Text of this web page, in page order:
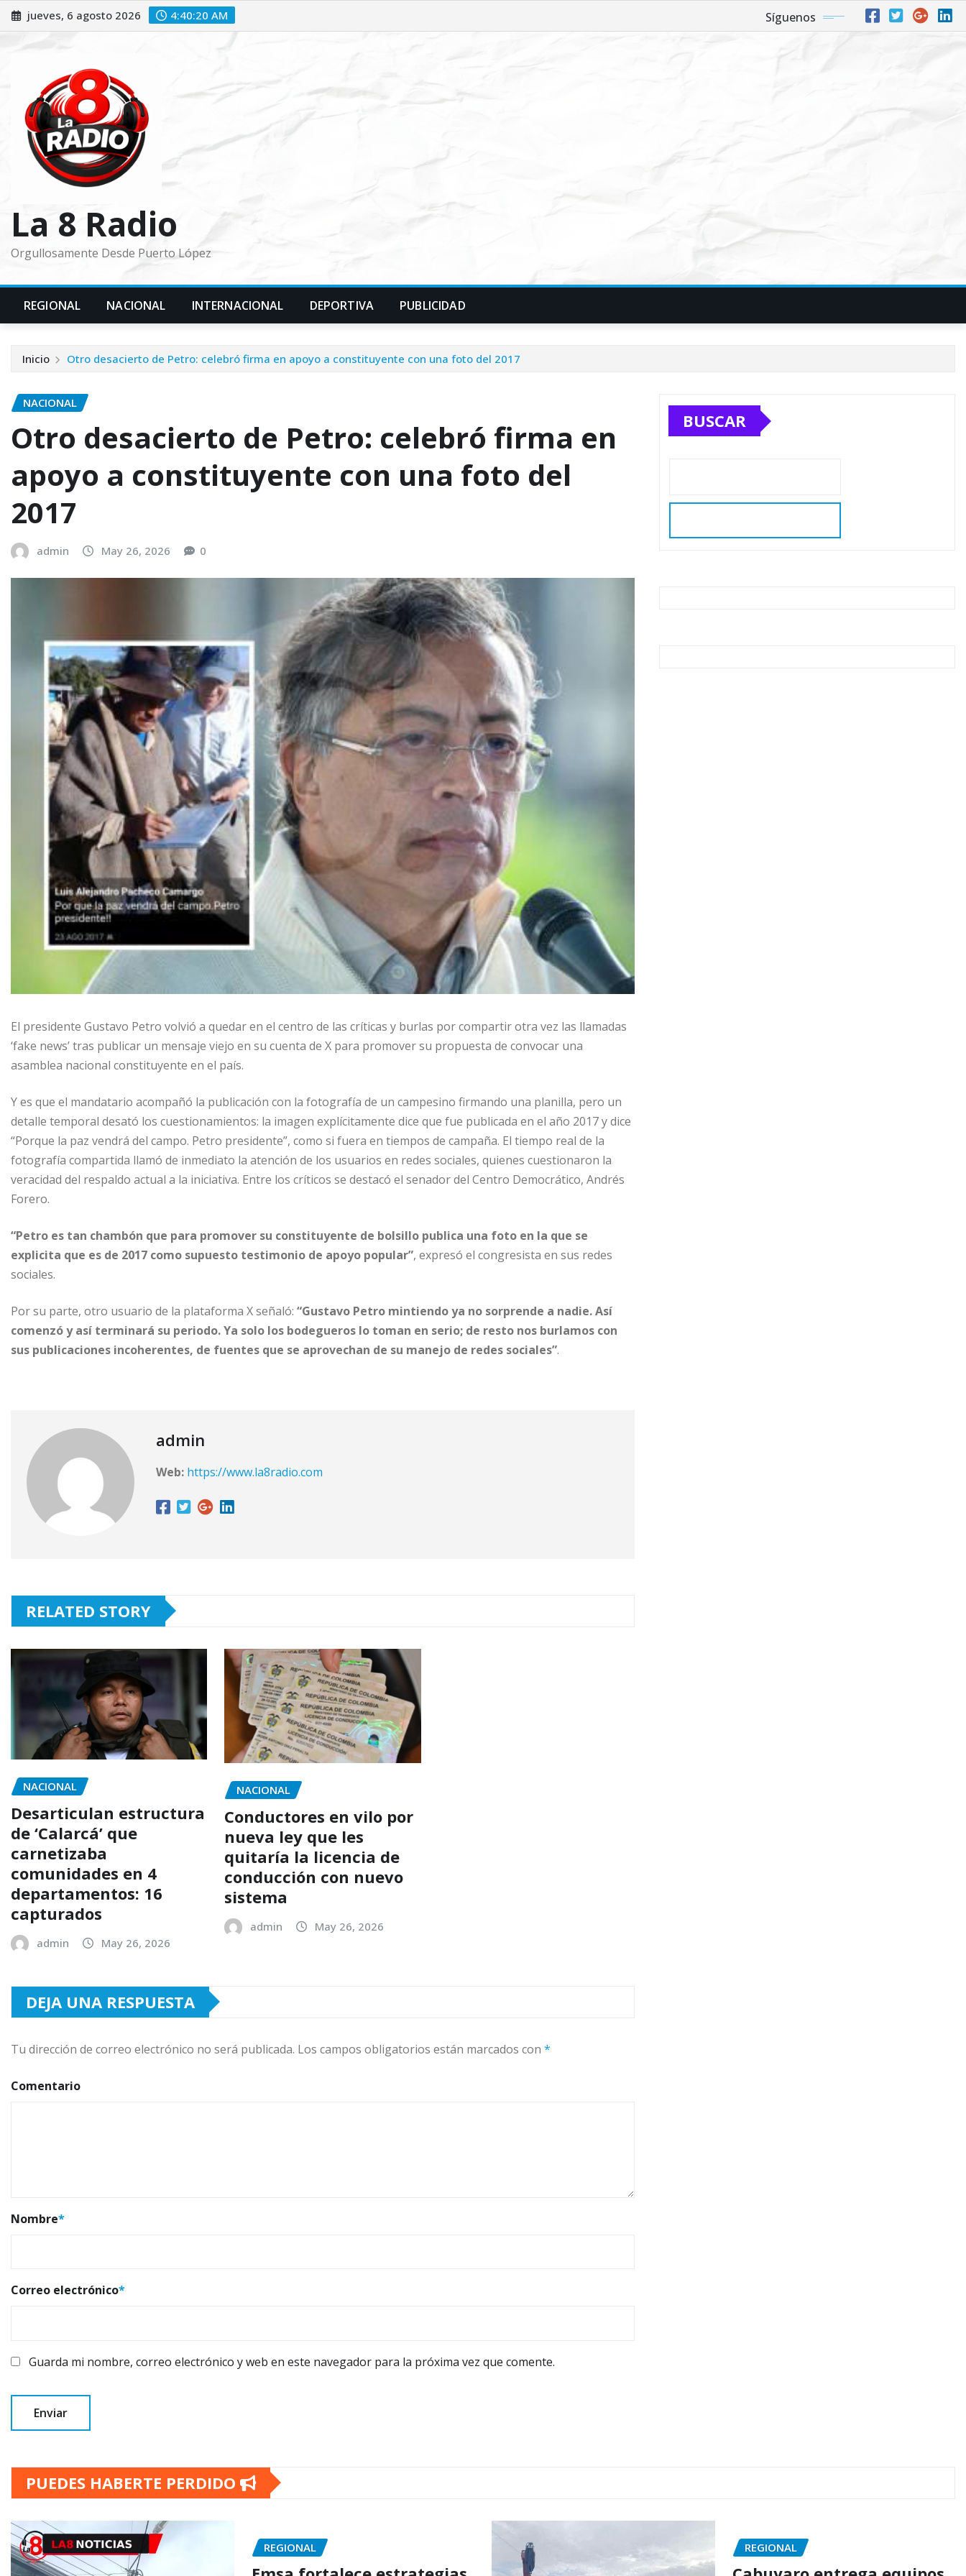
Saltar
al
jueves, 6 agosto 2026 4:40:21 AM Síguenos
La 8 Radio
Orgullosamente Desde Puerto López
REGIONAL NACIONAL INTERNACIONAL DEPORTIVA PUBLICIDAD
Inicio Otro desacierto de Petro: celebró firma en apoyo a constituyente con una foto del 2017
NACIONAL
Otro desacierto de Petro: celebró firma en
apoyo a constituyente con una foto del
2017
admin May 26, 2026 0
El presidente Gustavo Petro volvió a quedar en el centro de las críticas y burlas por compartir otra vez las llamadas
‘fake news’ tras publicar un mensaje viejo en su cuenta de X para promover su propuesta de convocar una
asamblea nacional constituyente en el país.
Y es que el mandatario acompañó la publicación con la fotografía de un campesino firmando una planilla, pero un
detalle temporal desató los cuestionamientos: la imagen explícitamente dice que fue publicada en el año 2017 y dice
“Porque la paz vendrá del campo. Petro presidente”, como si fuera en tiempos de campaña. El tiempo real de la
fotografía compartida llamó de inmediato la atención de los usuarios en redes sociales, quienes cuestionaron la
veracidad del respaldo actual a la iniciativa. Entre los críticos se destacó el senador del Centro Democrático, Andrés
Forero.
“Petro es tan chambón que para promover su constituyente de bolsillo publica una foto en la que se
explicita que es de 2017 como supuesto testimonio de apoyo popular”, expresó el congresista en sus redes
sociales.
Por su parte, otro usuario de la plataforma X señaló: “Gustavo Petro mintiendo ya no sorprende a nadie. Así
comenzó y así terminará su periodo. Ya solo los bodegueros lo toman en serio; de resto nos burlamos con
sus publicaciones incoherentes, de fuentes que se aprovechan de su manejo de redes sociales”.
admin
Web: https://www.la8radio.com
RELATED STORY
NACIONAL
Desarticulan estructura
de ‘Calarcá’ que
carnetizaba
comunidades en 4
departamentos: 16
capturados
admin May 26, 2026
NACIONAL
Conductores en vilo por
nueva ley que les
quitaría la licencia de
conducción con nuevo
sistema
admin May 26, 2026
DEJA UNA RESPUESTA
Tu dirección de correo electrónico no será publicada. Los campos obligatorios están marcados con *
Comentario
Nombre*
Correo electrónico*
Guarda mi nombre, correo electrónico y web en este navegador para la próxima vez que comente.
BUSCAR
PUEDES HABERTE PERDIDO
REGIONAL REGIONAL